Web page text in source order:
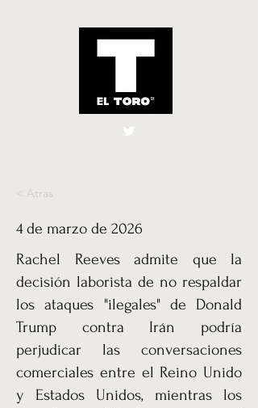
El Toro España
< Atras
4 de marzo de 2026
Rachel Reeves admite que la
decisión laborista de no respaldar
los ataques "ilegales" de Donald
Trump contra Irán podría
perjudicar las conversaciones
comerciales entre el Reino Unido
y Estados Unidos, mientras los